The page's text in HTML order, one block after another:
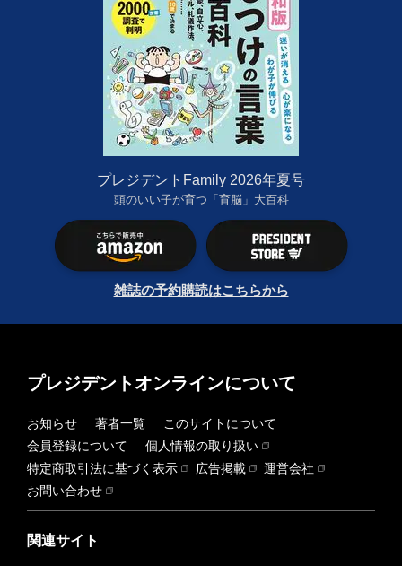
プレジデントFamily 2026年夏号
頭のいい子が育つ「育脳」大百科
雑誌の予約購読はこちらから
プレジデントオンラインについて
お知らせ 著者一覧
このサイトについて
会員登録について
個人情報の取り扱い
特定商取引法に基づく表示
広告掲載
運営会社
お問い合わせ
関連サイト